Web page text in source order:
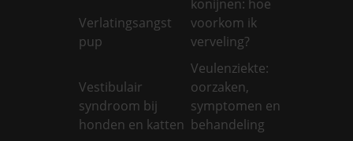
Verlatingsangst
pup
konijnen: hoe
voorkom ik
verveling?
Vestibulair
syndroom bij
honden en katten
Veulenziekte:
oorzaken,
symptomen en
behandeling